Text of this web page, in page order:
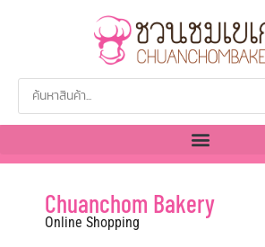
Chuanchom Bakery
Online Shopping